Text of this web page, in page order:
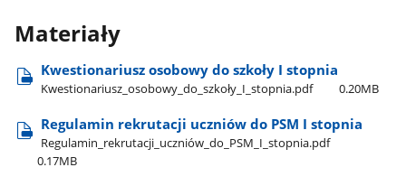
Materiały
Kwestionariusz osobowy do szkoły I stopnia
Kwestionariusz​_osobowy​_do​_szkoły​_I​_stopnia.pdf 0.20MB
Regulamin rekrutacji uczniów do PSM I stopnia
Regulamin​_rekrutacji​_uczniów​_do​_PSM​_I​_stopnia.pdf
0.17MB